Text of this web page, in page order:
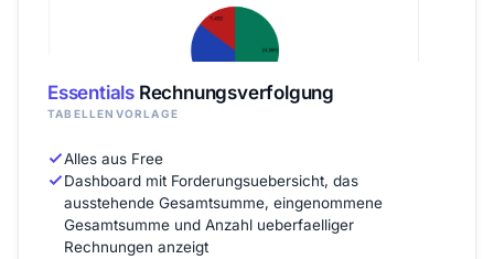
EssentialsRechnungsverfolgung
TABELLENVORLAGE
Alles aus Free
Dashboard mit Forderungsuebersicht, das
ausstehende Gesamtsumme, eingenommene
Gesamtsumme und Anzahl ueberfaelliger
Rechnungen anzeigt